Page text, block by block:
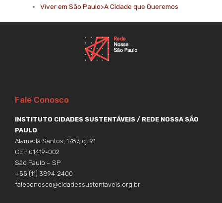
Viver em São Paulo>A Cidade que Queremos
Fale Conosco
INSTITUTO CIDADES SUSTENTÁVEIS / REDE NOSSA SÃO
PAULO
Alameda Santos, 1787, cj. 91
CEP 01419-002
São Paulo – SP
+55 (11) 3894-2400
faleconosco@cidadessustentaveis.org.br